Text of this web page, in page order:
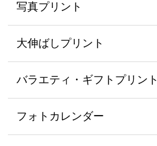
写真プリント
大伸ばしプリント
バラエティ・ギフトプリント
フォトカレンダー